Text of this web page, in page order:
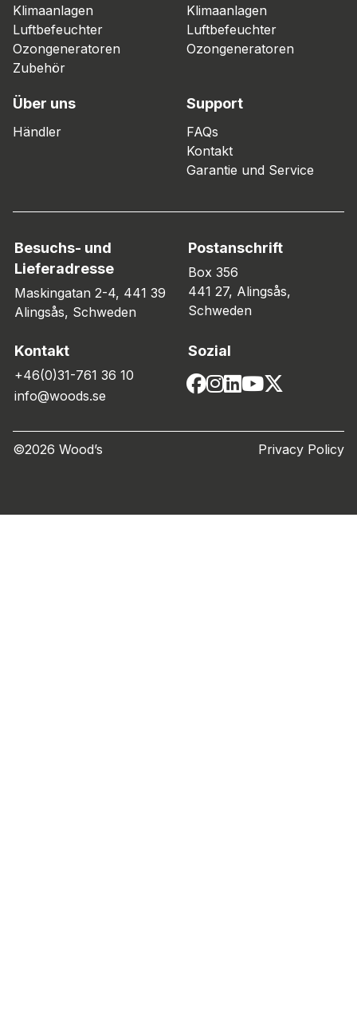
Klimaanlagen
Luftbefeuchter
Ozongeneratoren
Zubehör
Klimaanlagen
Luftbefeuchter
Ozongeneratoren
Über uns
Händler
Support
FAQs
Kontakt
Garantie und Service
Besuchs- und
Lieferadresse
Maskingatan 2-4, 441 39
Alingsås, Schweden
Postanschrift
Box 356
441 27, Alingsås,
Schweden
Kontakt
+46(0)31-761 36 10
info@woods.se
Sozial
©2026 Wood’s Privacy Policy